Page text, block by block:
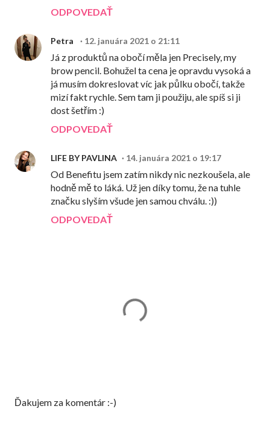
ODPOVEDAŤ
Petra 12. januára 2021 o 21:11
Já z produktů na obočí měla jen Precisely, my
brow pencil. Bohužel ta cena je opravdu vysoká a
já musím dokreslovat víc jak půlku obočí, takže
mizí fakt rychle. Sem tam ji použiju, ale spíš si ji
dost šetřím :)
ODPOVEDAŤ
LIFE BY PAVLINA 14. januára 2021 o 19:17
Od Benefitu jsem zatím nikdy nic nezkoušela, ale
hodně mě to láká. Už jen díky tomu, že na tuhle
značku slyším všude jen samou chválu. :))
ODPOVEDAŤ
Z
Ďakujem za komentár :-)